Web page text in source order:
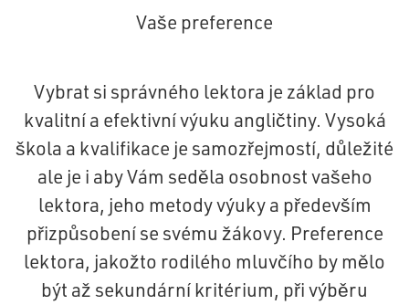
Vaše preference
Vybrat si správného lektora je základ pro
kvalitní a efektivní výuku angličtiny. Vysoká
škola a kvalifikace je samozřejmostí, důležité
ale je i aby Vám seděla osobnost vašeho
lektora, jeho metody výuky a především
přizpůsobení se svému žákovy. Preference
lektora, jakožto rodilého mluvčího by mělo
být až sekundární kritérium, při výběru